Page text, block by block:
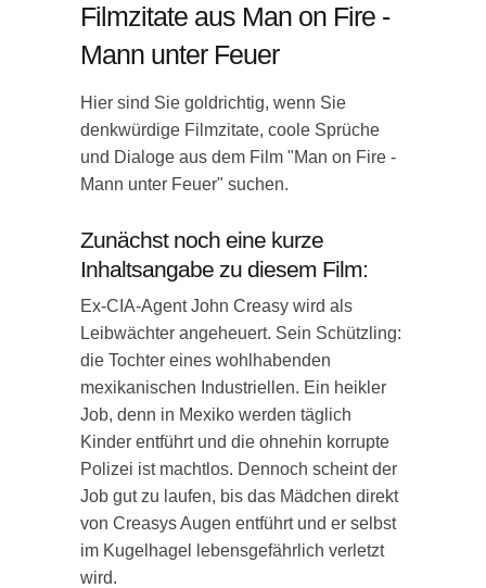
Filmzitate aus Man on Fire -
Mann unter Feuer
Hier sind Sie goldrichtig, wenn Sie
denkwürdige Filmzitate, coole Sprüche
und Dialoge aus dem Film "Man on Fire -
Mann unter Feuer" suchen.
Zunächst noch eine kurze
Inhaltsangabe zu diesem Film:
Ex-CIA-Agent John Creasy wird als
Leibwächter angeheuert. Sein Schützling:
die Tochter eines wohlhabenden
mexikanischen Industriellen. Ein heikler
Job, denn in Mexiko werden täglich
Kinder entführt und die ohnehin korrupte
Polizei ist machtlos. Dennoch scheint der
Job gut zu laufen, bis das Mädchen direkt
von Creasys Augen entführt und er selbst
im Kugelhagel lebensgefährlich verletzt
wird.